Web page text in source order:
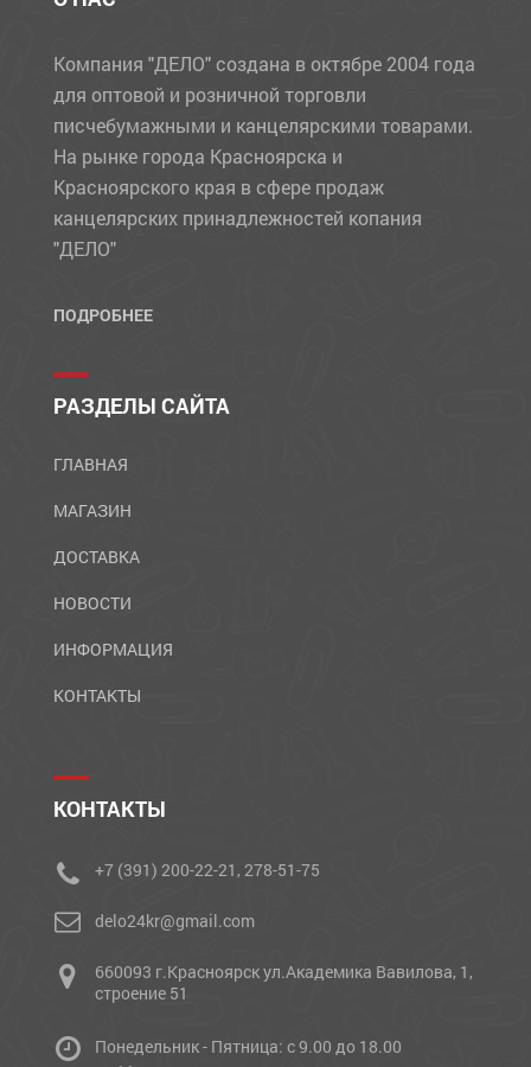
Компания "ДЕЛО" создана в октябре 2004 года
для оптовой и розничной торговли
писчебумажными и канцелярскими товарами.
На рынке города Красноярска и
Красноярского края в сфере продаж
канцелярских принадлежностей копания
"ДЕЛО"
ПОДРОБНЕЕ
РАЗДЕЛЫ САЙТА
ГЛАВНАЯ
МАГАЗИН
ДОСТАВКА
НОВОСТИ
ИНФОРМАЦИЯ
КОНТАКТЫ
КОНТАКТЫ
+7 (391) 200-22-21, 278-51-75
delo24kr@gmail.com
660093 г.Красноярск ул.Академика Вавилова, 1,
строение 51
Понедельник - Пятница: с 9.00 до 18.00